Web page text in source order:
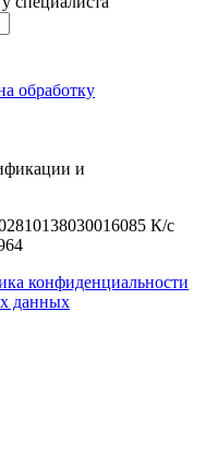
обработку
и
К/с
конфиденциальности
данных